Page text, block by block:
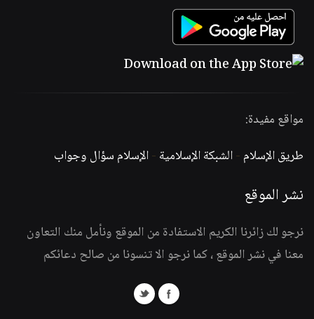
مواقع مفيدة:
طريق الإسلام -الشبكة الإسلامية -الإسلام سؤال وجواب
نشر الموقع
نرجو لك زائرنا الكريم الاستفادة من الموقع ونأمل منك التعاون
معنا في نشر الموقع ، كما نرجو الا تنسونا من صالح دعائكم